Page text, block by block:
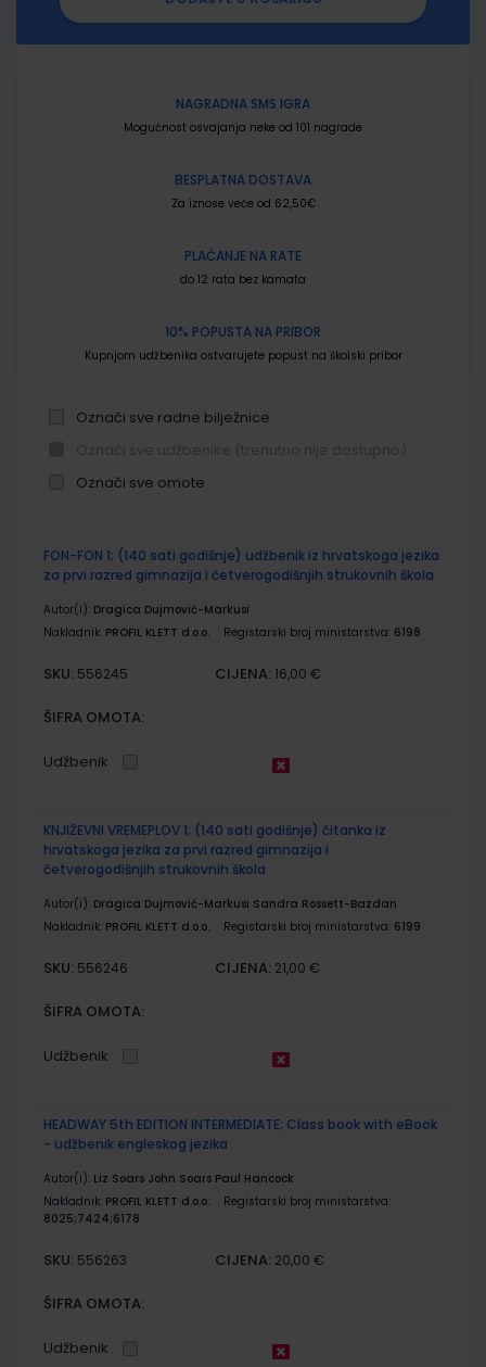
NAGRADNA SMS IGRA
Mogućnost osvajanja neke od 101 nagrade
BESPLATNA DOSTAVA
Za iznose veće od 62,50€
PLAĆANJE NA RATE
do 12 rata bez kamata
10% POPUSTA NA PRIBOR
Kupnjom udžbenika ostvarujete popust na školski pribor
Označi sve radne bilježnice
Označi sve omote
proizvodi
FON-FON 1; (140 sati godišnje) udžbenik iz hrvatskoga jezika
za prvi razred gimnazija i četverogodišnjih strukovnih škola
Autor(i): Dragica Dujmović-Markusi
Nakladnik: PROFIL KLETT d.o.o. Registarski broj ministarstva: 6198
SKU: 556245 CIJENA: 16,00 €
ŠIFRA OMOTA:
Udžbenik
KNJIŽEVNI VREMEPLOV 1; (140 sati godišnje) čitanka iz
hrvatskoga jezika za prvi razred gimnazija i
četverogodišnjih strukovnih škola
Autor(i): Dragica Dujmović-Markusi Sandra Rossett-Bazdan
Nakladnik: PROFIL KLETT d.o.o. Registarski broj ministarstva: 6199
SKU: 556246 CIJENA: 21,00 €
ŠIFRA OMOTA:
Udžbenik
HEADWAY 5th EDITION INTERMEDIATE; Class book with eBook
- udžbenik engleskog jezika
Autor(i): Liz Soars John Soars Paul Hancock
Nakladnik: PROFIL KLETT d.o.o.
Registarski broj ministarstva:
8025;7424;6178
SKU: 556263 CIJENA: 20,00 €
ŠIFRA OMOTA:
Udžbenik